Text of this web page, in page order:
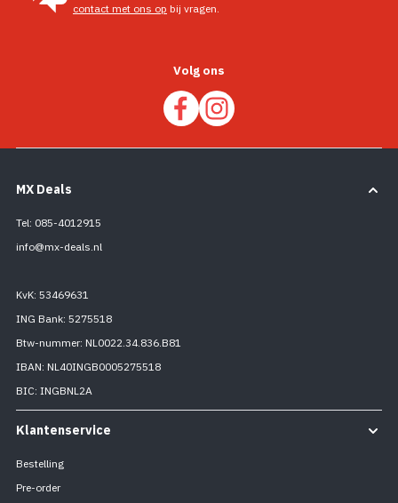
contact met ons op bij vragen.
Volg ons
MX Deals
Tel: 085-4012915
info@mx-deals.nl
KvK: 53469631
ING Bank: 5275518
Btw-nummer: NL0022.34.836.B81
IBAN: NL40INGB0005275518
BIC: INGBNL2A
Klantenservice
Bestelling
Pre-order